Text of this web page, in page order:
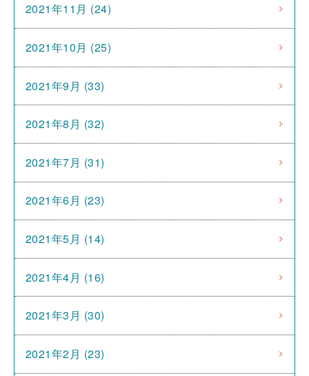
2021年11月 (24)
2021年10月 (25)
2021年9月 (33)
2021年8月 (32)
2021年7月 (31)
2021年6月 (23)
2021年5月 (14)
2021年4月 (16)
2021年3月 (30)
2021年2月 (23)